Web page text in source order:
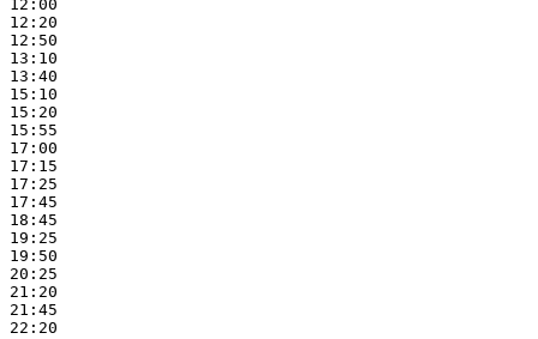
12:00
12:20
12:50
13:10
13:40
15:10
15:20
15:55
17:00
17:15
17:25
17:45
18:45
19:25
19:50
20:25
21:20
21:45
22:20